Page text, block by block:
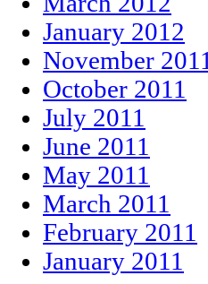
January 2012
November 2011
October 2011
July 2011
June 2011
May 2011
March 2011
February 2011
January 2011